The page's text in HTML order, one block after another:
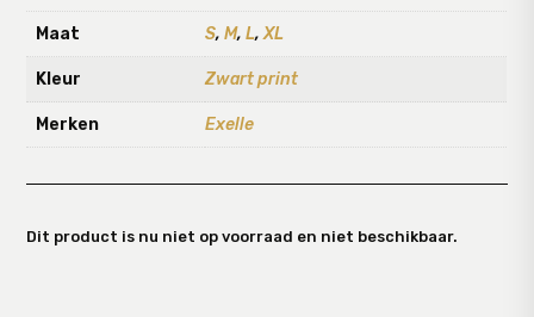
Maat S,M,L,XL
Kleur Zwart print
Merken Exelle
Dit product is nu niet op voorraad en niet beschikbaar.